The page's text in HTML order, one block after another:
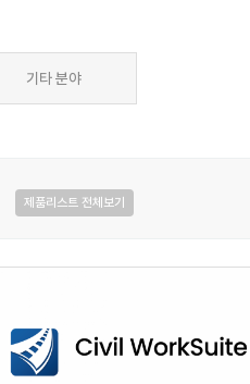
기타 분야
제품리스트 전체보기